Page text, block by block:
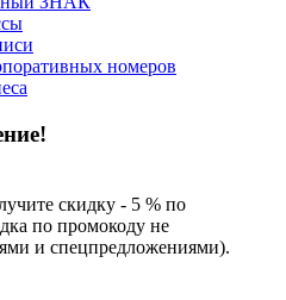
номеров
скидку - 5 % по
по промокоду не
и спецпредложениями).